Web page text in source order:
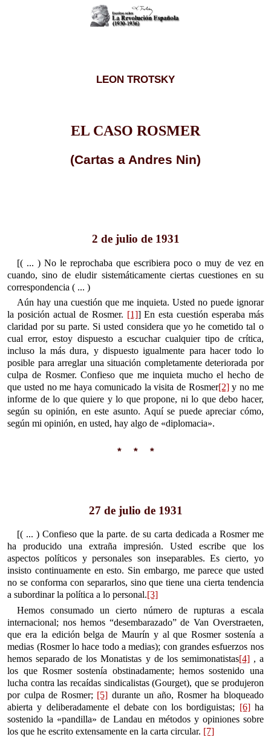
LEON TROTSKY
EL CASO ROSMER
(Cartas a Andres Nin)
2 de julio de 1931
[( ... ) No le reprochaba que escribiera poco o muy de vez en
cuando, sino de eludir sistemáticamente ciertas cuestiones en su
correspondencia ( ... )
Aún hay una cuestión que me inquieta. Usted no puede ignorar
la posición actual de Rosmer. [1]] En esta cuestión esperaba más
claridad por su parte. Si usted considera que yo he cometido tal o
cual error, estoy dispuesto a escuchar cualquier tipo de crítica,
incluso la más dura, y dispuesto igualmente para hacer todo lo
posible para arreglar una situación completamente deteriorada por
culpa de Rosmer. Confieso que me inquieta mucho el hecho de
que usted no me haya comunicado la visita de Rosmer[2]y no me
informe de lo que quiere y lo que propone, ni lo que debo hacer,
según su opinión, en este asunto. Aquí se puede apreciar cómo,
según mi opinión, en usted, hay algo de «diplomacia».
* * *
27 de julio de 1931
[( ... ) Confieso que la parte. de su carta dedicada a Rosmer me
ha producido una extraña impresión. Usted escribe que los
aspectos políticos y personales son inseparables. Es cierto, yo
insisto continuamente en esto. Sin embargo, me parece que usted
no se conforma con separarlos, sino que tiene una cierta tendencia
a subordinar la política a lo personal.[3]
Hemos consumado un cierto número de rupturas a escala
internacional; nos hemos “desembarazado” de Van Overstraeten,
que era la edición belga de Maurín y al que Rosmer sostenía a
medias (Rosmer lo hace todo a medias); con grandes esfuerzos nos
hemos separado de los Monatistas y de los semimonatistas[4], a
los que Rosmer sostenía obstinadamente; hemos sostenido una
lucha contra las recaídas sindicalistas (Gourget), que se produjeron
por culpa de Rosmer; [5] durante un año, Rosmer ha bloqueado
abierta y deliberadamente el debate con los bordiguistas; [6]ha
sostenido la «pandilla» de Landau en métodos y opiniones sobre
los que he escrito extensamente en la carta circular. [7]